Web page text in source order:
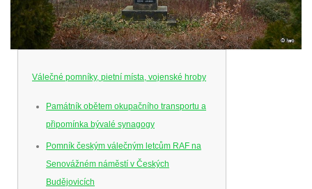
Válečné pomníky, pietní místa, vojenské hroby
Památník obětem okupačního transportu a
připomínka bývalé synagogy
Pomník českým válečným letcům RAF na
Senovážném náměstí v Českých
Budějovicích